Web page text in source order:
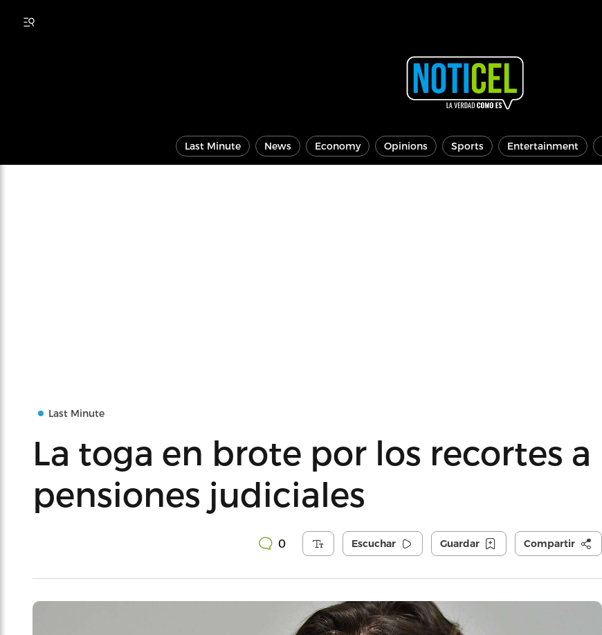
Last Minute News Economy Opinions Sports Entertainment
Last Minute
La toga en brote por los recortes a
pensiones judiciales
0 Escuchar Guardar Compartir